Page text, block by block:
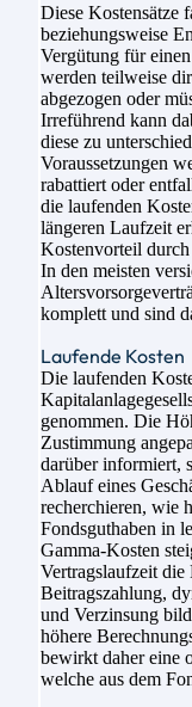
Diese Kostensätze
beziehungsweise
Vergütung für
werden teilweise
abgezogen oder
Irreführend kann
diese zu
Voraussetzungen
rabattiert oder
die laufenden
längeren Laufzeit
Kostenvorteil durch
In den meisten
komplett und sind
Laufende Kosten
Die laufenden
genommen. Die
Zustimmung
darüber informiert,
Ablauf eines
recherchieren, wie
Fondsguthaben in
Gamma-Kosten
Vertragslaufzeit die
Beitragszahlung,
und Verzinsung
höhere
bewirkt daher eine
welche aus dem